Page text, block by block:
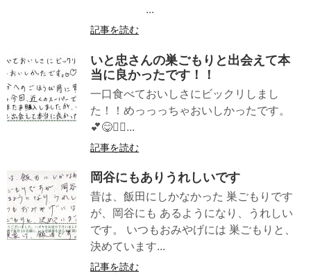
...
記事を読む
いと忠さんの巣ごもりと出会えて本
当に良かったです！！
一口食べておいしさにビックリしまし
た！！めっっっちゃおいしかったです。
💕😋✌🏼...
記事を読む
岡谷にもありうれしいです
昔は、飯田にしかなかった 巣ごもりです
が、岡谷にも あるようになり、うれしい
です。 いつもおみやげには 巣ごもりと、
決めています...
記事を読む